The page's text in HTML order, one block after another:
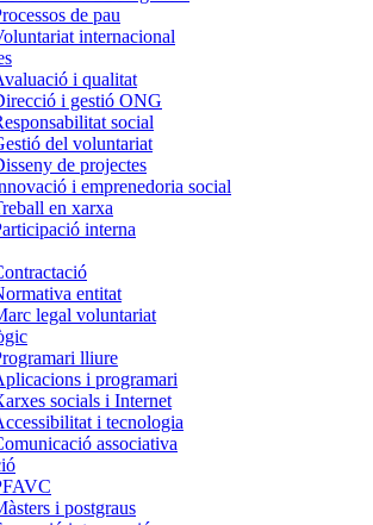
de pau
internacional
i qualitat
i gestió ONG
social
del voluntariat
de projectes
i emprenedoria social
en xarxa
interna
entitat
legal voluntariat
lliure
i programari
socials i Internet
i tecnologia
associativa
i postgraus